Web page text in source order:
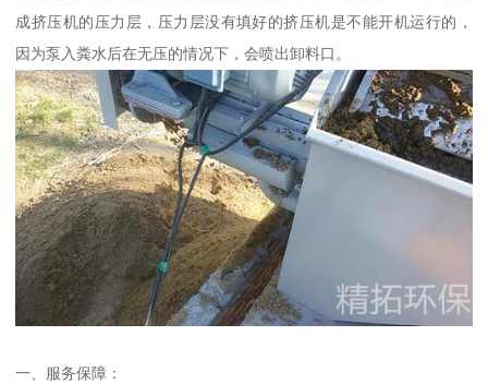
成挤压机的压力层，压力层没有填好的挤压机是不能开机运行的，
因为泵入粪水后在无压的情况下，会喷出卸料口。
一、服务保障：